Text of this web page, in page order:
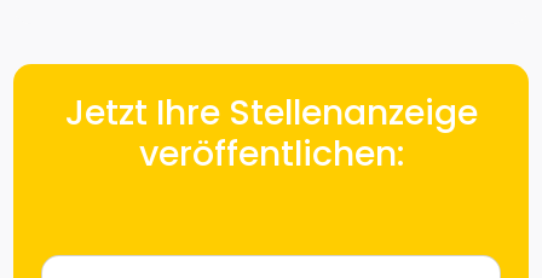
Jetzt Ihre Stellenanzeige
veröffentlichen: